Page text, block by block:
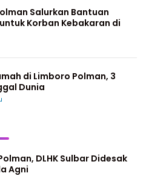
Salurkan Bantuan
Korban Kebakaran di
di Limboro Polman, 3
Dunia
DLHK Sulbar Didesak
Agni